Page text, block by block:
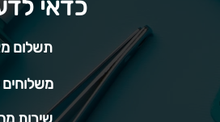
כדאי
תשלום